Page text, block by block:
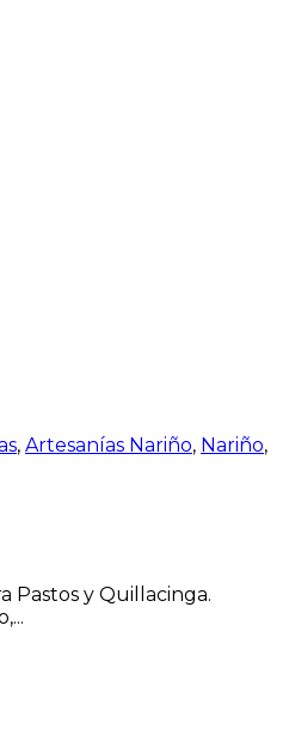
, Artesanías Nariño, Nariño,
Pastos y Quillacinga.